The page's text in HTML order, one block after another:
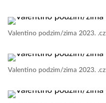
Valentino podzim/zima 2023. .cz
Valentino podzim/zima 2023. .cz